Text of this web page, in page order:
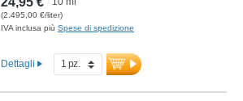
esclusivamente di origine vegetale, 100%
vegana. Disciolta in olio di cocco MCT
una migliore biodisponibilità. Questa
combinazione ottimale supporta il
(2.495,00 €/liter)
IVA inclusa più Spese di spedizione
Dettagli